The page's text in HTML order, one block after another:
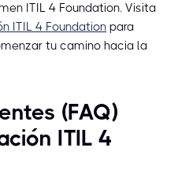
ITIL 4 Foundation. Visita
ITIL 4 Foundation para
tu camino hacia la
(FAQ)
ITIL 4